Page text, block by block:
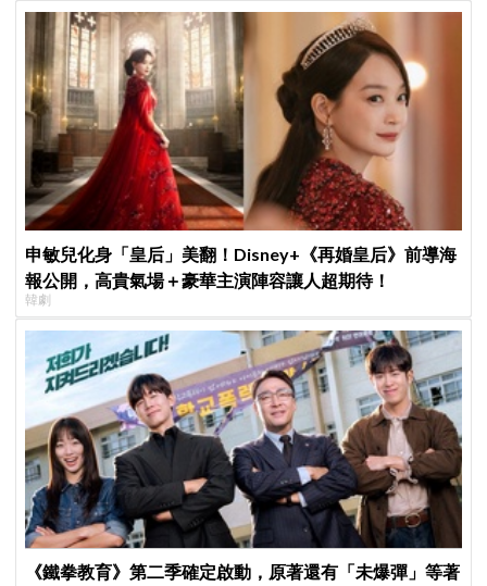
申敏兒化身「皇后」美翻！Disney+《再婚皇后》前導海
報公開，高貴氣場＋豪華主演陣容讓人超期待！
韓劇
《鐵拳教育》第二季確定啟動，原著還有「未爆彈」等著